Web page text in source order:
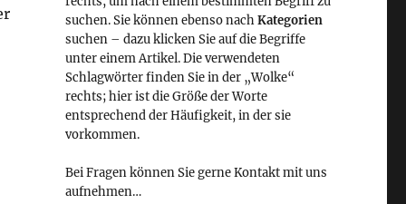
suchen. Sie können ebenso nachKategorien
suchen – dazu klicken Sie auf die Begriffe
unter einem Artikel. Die verwendeten
Schlagwörter finden Sie in der „Wolke“
rechts; hier ist die Größe der Worte
entsprechend der Häufigkeit, in der sie
vorkommen.
Bei Fragen können Sie gerne Kontakt mit uns
aufnehmen…